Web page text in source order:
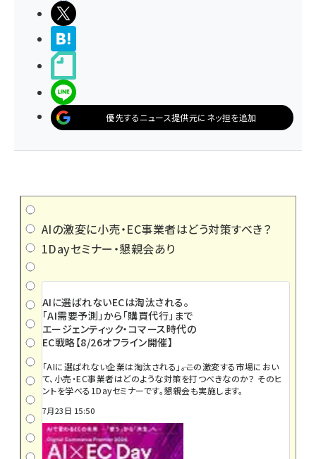
優先するニュース提供元にネッ担を追加
AIの激変に小売・EC事業者はどう対策すべき？
1Dayセミナー・懇親会あり
AIに選ばれないECは淘汰される。
「AI需要予測」から「購買代行」まで
エージェンティック・コマース時代の
EC戦略【8/26オフライン開催】
「AIに選ばれない企業は淘汰される」――。この激変する市場におい
て、小売・EC事業者はどのような対策を打つべきなのか？ そのヒ
ントを学べる1Dayセミナーです。懇親会も実施します。
7月23日 15:50